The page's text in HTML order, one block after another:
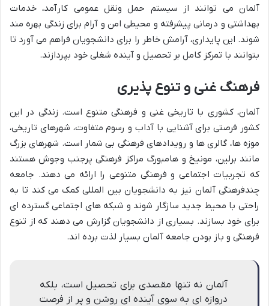
آلمان می توانند از سیستم حمل ونقل عمومی کارآمد، خدمات
بهداشتی و درمانی پیشرفته و محیطی امن و آرام برای زندگی بهره مند
شوند. این پایداری، آرامش خاطر را برای دانشجویان فراهم می آورد تا
بتوانند با تمرکز کامل بر تحصیل و آینده شغلی خود بپردازند.
فرهنگ غنی و تنوع پذیری
آلمان، کشوری با تاریخی غنی و فرهنگی متنوع است. زندگی در این
کشور فرصتی برای آشنایی با آداب و رسوم متفاوت، شهرهای تاریخی،
موزه ها، گالری ها و رویدادهای فرهنگی بی شمار است. شهرهای بزرگ
مانند برلین، مونیخ و هامبورگ مراکز فرهنگی پرجنب وجوش هستند
که تجربیات اجتماعی و فرهنگی متنوعی را ارائه می دهند. جامعه
چندفرهنگی آلمان نیز به دانشجویان بین المللی کمک می کند تا به
راحتی با محیط جدید سازگار شوند و شبکه های اجتماعی گسترده ای
برای خود بسازند. بسیاری از دانشجویان گزارش می دهند که از تنوع
فرهنگی و باز بودن جامعه آلمان بسیار لذت برده اند.
آلمان نه تنها مقصدی برای تحصیل است، بلکه
دروازه ای به سوی آینده ای روشن و پر از فرصت